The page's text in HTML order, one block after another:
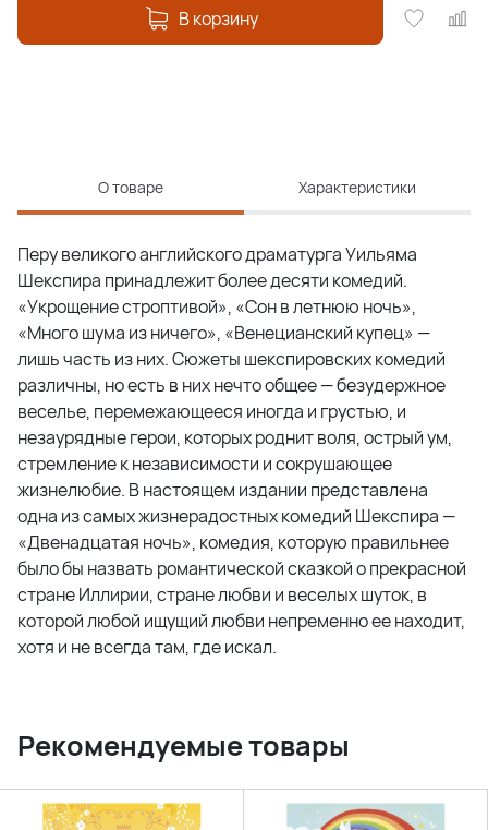
В корзину
О товаре Характеристики
Перу великого английского драматурга Уильяма
Шекспира принадлежит более десяти комедий.
«Укрощение строптивой», «Сон в летнюю ночь»,
«Много шума из ничего», «Венецианский купец» —
лишь часть из них. Сюжеты шекспировских комедий
различны, но есть в них нечто общее — безудержное
веселье, перемежающееся иногда и грустью, и
незаурядные герои, которых роднит воля, острый ум,
стремление к независимости и сокрушающее
жизнелюбие. В настоящем издании представлена
одна из самых жизнерадостных комедий Шекспира —
«Двенадцатая ночь», комедия, которую правильнее
было бы назвать романтической сказкой о прекрасной
стране Иллирии, стране любви и веселых шуток, в
которой любой ищущий любви непременно ее находит,
хотя и не всегда там, где искал.
Рекомендуемые товары